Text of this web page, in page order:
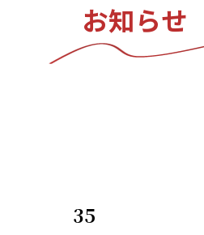
お知らせ
35